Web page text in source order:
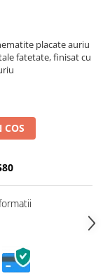
placate auriu
fatetate, finisat cu
COS